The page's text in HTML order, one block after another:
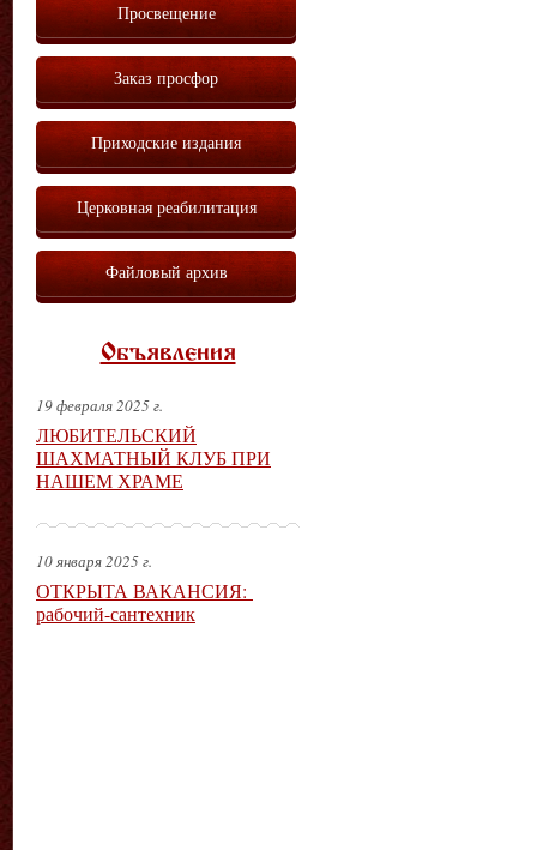
Просвещение
Заказ просфор
Приходские издания
Церковная реабилитация
Файловый архив
Объявления
19 февраля 2025 г.
ЛЮБИТЕЛЬСКИЙ
ШАХМАТНЫЙ КЛУБ ПРИ
НАШЕМ ХРАМЕ
10 января 2025 г.
ОТКРЫТА ВАКАНСИЯ:
рабочий-сантехник